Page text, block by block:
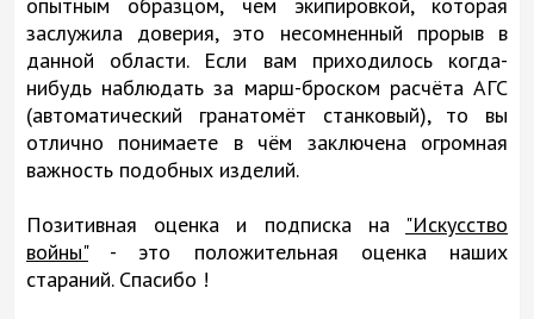
опытным образцом, чем экипировкой, которая
заслужила доверия, это несомненный прорыв в
данной области. Если вам приходилось когда-
нибудь наблюдать за марш-броском расчёта АГС
(автоматический гранатомёт станковый), то вы
отлично понимаете в чём заключена огромная
важность подобных изделий.
Позитивная оценка и подписка на "Искусство
войны"- это положительная оценка наших
стараний. Спасибо !